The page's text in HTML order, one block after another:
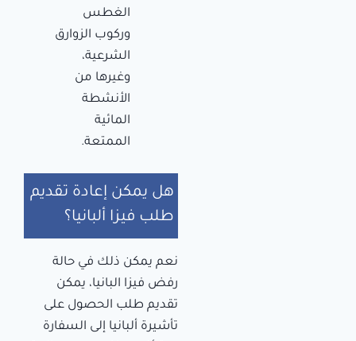
الغطس
وركوب الزوارق
الشرعية،
وغيرها من
الأنشطة
المائية
الممتعة.
هل يمكن إعادة تقديم
طلب فيزا ألبانيا؟
نعم يمكن ذلك في حالة
رفض فيزا البانيا، يمكن
تقديم طلب الحصول على
تأشيرة ألبانيا إلى السفارة